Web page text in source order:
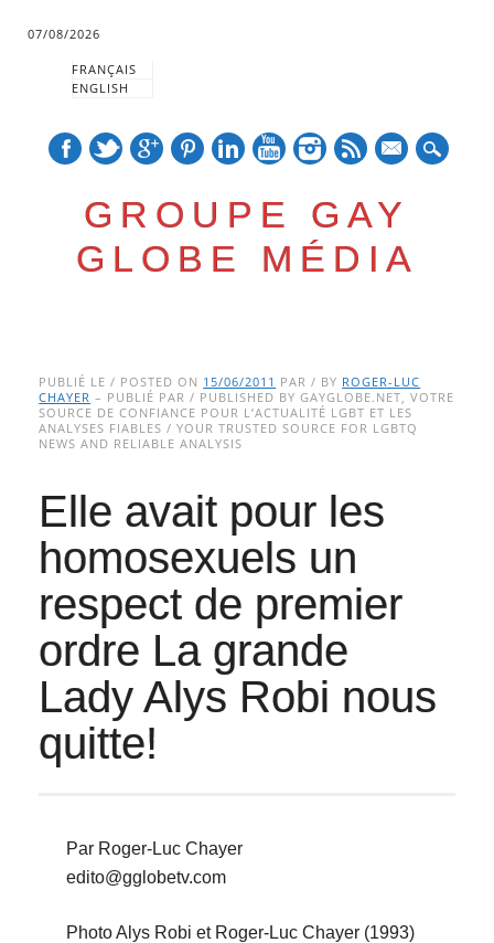
07/08/2026
FRANÇAIS
ENGLISH
GROUPE GAY
GLOBE MÉDIA
Main menu
to
content
PUBLIÉ LE / POSTED ON 15/06/2011 PAR / BY ROGER-LUC
CHAYER – PUBLIÉ PAR / PUBLISHED BY GAYGLOBE.NET, VOTRE
SOURCE DE CONFIANCE POUR L’ACTUALITÉ LGBT ET LES
ANALYSES FIABLES / YOUR TRUSTED SOURCE FOR LGBTQ
NEWS AND RELIABLE ANALYSIS
Elle avait pour les
homosexuels un
respect de premier
ordre La grande
Lady Alys Robi nous
quitte!
Par Roger-Luc Chayer
edito@gglobetv.com
Photo Alys Robi et Roger-Luc Chayer (1993)